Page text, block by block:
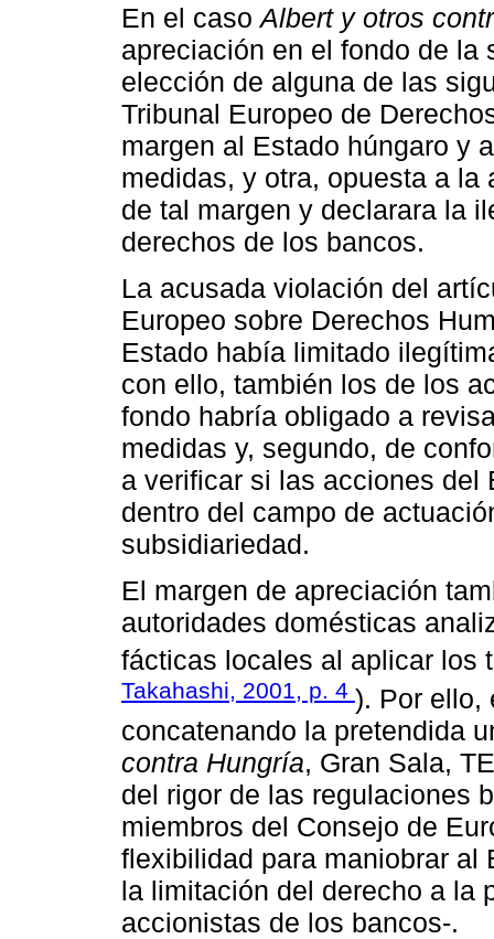
En el casoAlbert y otros
apreciación en el fondo de
elección de alguna de las
Tribunal Europeo de
margen al Estado húngaro y
medidas, y otra, opuesta a la
de tal margen y declarara la
derechos de los bancos.
La acusada violación del
Europeo sobre Derechos
Estado había limitado
con ello, también los de los
fondo habría obligado a
medidas y, segundo, de
a verificar si las acciones del
dentro del campo de
subsidiariedad.
El margen de apreciación
autoridades domésticas
fácticas locales al aplicar los
Takahashi, 2001, p. 4 ). Por ello,
concatenando la pretendida
contra Hungría, Gran Sala,
del rigor de las regulaciones
miembros del Consejo de
flexibilidad para maniobrar al
la limitación del derecho a la
accionistas de los bancos-.